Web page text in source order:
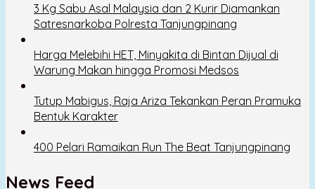
3 Kg Sabu Asal Malaysia dan 2 Kurir Diamankan
Satresnarkoba Polresta Tanjungpinang
Harga Melebihi HET, Minyakita di Bintan Dijual di
Warung Makan hingga Promosi Medsos
Tutup Mabigus, Raja Ariza Tekankan Peran Pramuka
Bentuk Karakter
400 Pelari Ramaikan Run The Beat Tanjungpinang
News Feed